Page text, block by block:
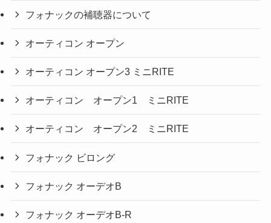
フォナックの補聴器について
オーティコン オープン
オーティコン オープン3 ミニRITE
オーティコン オープン1 ミニRITE
オーティコン オープン2 ミニRITE
フォナック ビロング
フォナック オーデオB
フォナック オーデオB-R